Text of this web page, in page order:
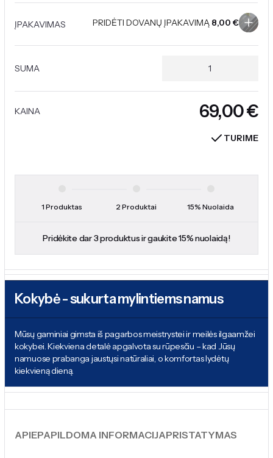
ĮPAKAVIMAS PRIDĖTI DOVANŲ ĮPAKAVIMĄ 8,00 €
SUMA
KAINA €
TURIME
1 Produktas 2 Produktai 15% Nuolaida
Pridėkite dar 3 produktus ir gaukite 15% nuolaidą!
Kokybė - sukurta mylintiems namus
Mūsų gaminiai gimsta iš pagarbos meistrystei ir meilės ilgaamžei
kokybei. Kiekviena detalė apgalvota su rūpesčiu – kad Jūsų
namuose prabanga jaustųsi natūraliai, o komfortas lydėtų
kiekvieną dieną.
APIEPAPILDOMA INFORMACIJAPRISTATYMAS